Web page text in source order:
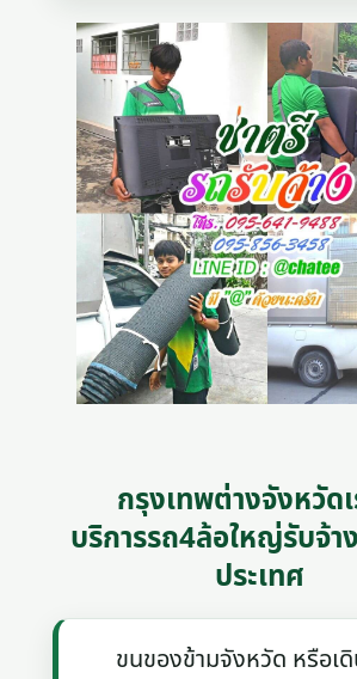
กรุงเทพต่างจังหวัดเ
บริการรถ4ล้อใหญ่รับจ้า
ประเทศ
ขนของข้ามจังหวัด หรือเดิ